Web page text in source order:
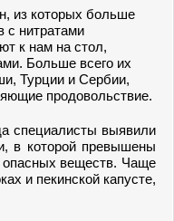
из которых больше
с нитратами
к нам на стол,
Больше всего их
Турции и Сербии,
продовольствие.
специалисты выявили
в которой превышены
опасных веществ. Чаще
и пекинской капусте,